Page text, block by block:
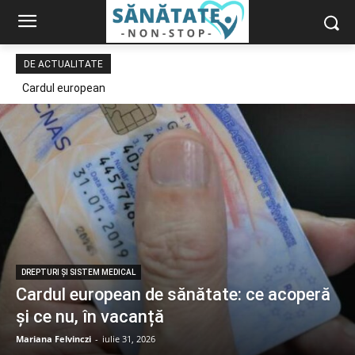
DE ACTUALITATE
Cardul european
acoperă și ce nu,
în vacanță
DREPTURI ȘI SISTEM MEDICAL
Cardul european de sănătate: ce acoperă
și ce nu, în vacanță
Mariana Felvinczi - iulie 31, 2026